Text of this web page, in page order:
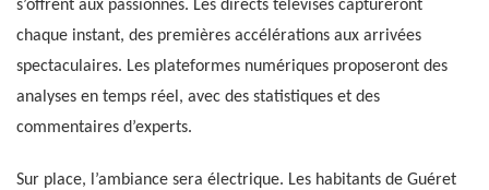
s’offrent aux passionnés. Les directs télévisés captureront
chaque instant, des premières accélérations aux arrivées
spectaculaires. Les plateformes numériques proposeront des
analyses en temps réel, avec des statistiques et des
commentaires d’experts.
Sur place, l’ambiance sera électrique. Les habitants de Guéret